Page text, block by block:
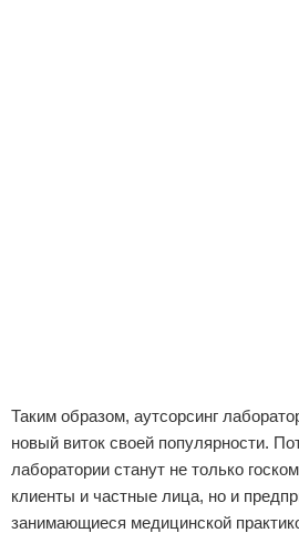
Таким образом, аутсорсинг
новый виток своей популярности.
лаборатории станут не только
клиенты и частные лица, но и
занимающиеся медицинской